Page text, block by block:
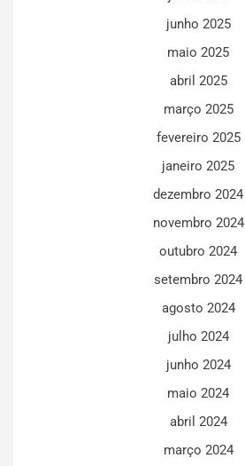
junho 2025
maio 2025
abril 2025
março 2025
fevereiro 2025
janeiro 2025
dezembro 2024
novembro 2024
outubro 2024
setembro 2024
agosto 2024
julho 2024
junho 2024
maio 2024
abril 2024
março 2024